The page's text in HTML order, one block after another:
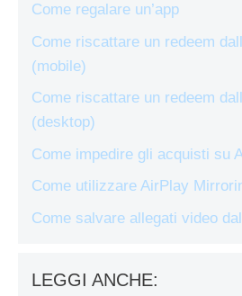
Come regalare un’app
Come riscattare un redeem
(mobile)
Come riscattare un redeem
(desktop)
Come impedire gli acquisti su
Come utilizzare AirPlay
Come salvare allegati video
LEGGI ANCHE: